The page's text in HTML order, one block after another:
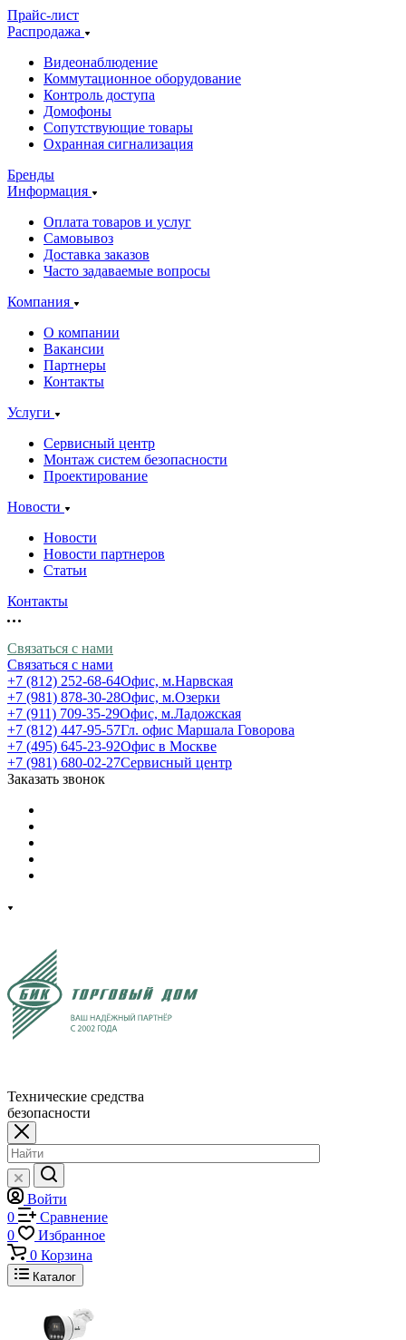
Прайс-лист
Распродажа
Видеонаблюдение
Коммутационное оборудование
Контроль доступа
Домофоны
Сопутствующие товары
Охранная сигнализация
Бренды
Информация
Оплата товаров и услуг
Самовывоз
Доставка заказов
Часто задаваемые вопросы
Компания
О компании
Вакансии
Партнеры
Контакты
Услуги
Сервисный центр
Монтаж систем безопасности
Проектирование
Новости
Новости
Новости партнеров
Статьи
Контакты
Связаться с нами
Связаться с нами
+7 (812) 252-68-64Офис, м.Нарвская
+7 (981) 878-30-28Офис, м.Озерки
+7 (911) 709-35-29Офис, м.Ладожская
+7 (812) 447-95-57Гл. офис Маршала Говорова
+7 (495) 645-23-92Офис в Москве
+7 (981) 680-02-27Сервисный центр
Заказать звонок
Технические средства
безопасности
Войти
0
Сравнение
0
Избранное
0 Корзина
Каталог